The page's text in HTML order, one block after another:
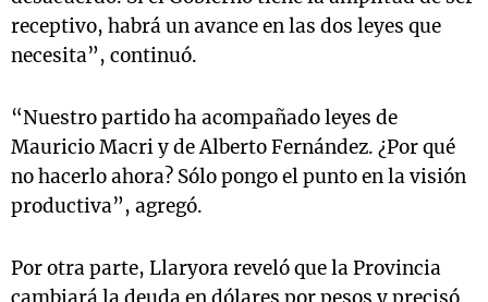
receptivo, habrá un avance en las dos leyes que
necesita”, continuó.
“Nuestro partido ha acompañado leyes de
Mauricio Macri y de Alberto Fernández. ¿Por qué
no hacerlo ahora? Sólo pongo el punto en la visión
productiva”, agregó.
Por otra parte, Llaryora reveló que la Provincia